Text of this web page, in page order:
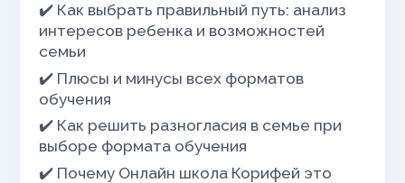
✔️ Как выбрать правильный путь: анализ
интересов ребенка и возможностей
семьи
✔️ Плюсы и минусы всех форматов
обучения
✔️ Как решить разногласия в семье при
выборе формата обучения
✔️ Почему Онлайн школа Корифей это